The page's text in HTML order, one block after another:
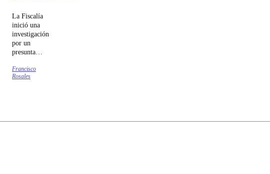
La Fiscalía
inició una
investigación
por un
presunta
intrafamiliar.
Espinoza
Francisco
Rosales